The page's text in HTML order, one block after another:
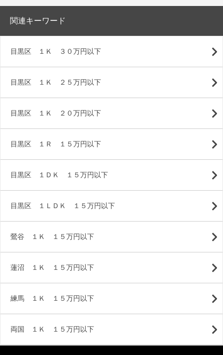
関連キーワード
目黒区 １Ｋ ３０万円以下
目黒区 １Ｋ ２５万円以下
目黒区 １Ｋ ２０万円以下
目黒区 １Ｒ １５万円以下
目黒区 １ＤＫ １５万円以下
目黒区 １ＬＤＫ １５万円以下
鶯谷 １Ｋ １５万円以下
蓮沼 １Ｋ １５万円以下
練馬 １Ｋ １５万円以下
両国 １Ｋ １５万円以下